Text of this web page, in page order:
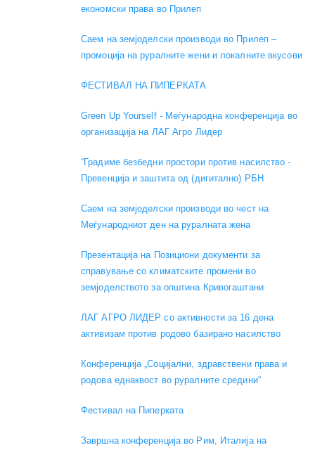
економски права во Прилеп
Саем на земјоделски производи во Прилеп –
промоција на руралните жени и локалните вкусови
ФЕСТИВАЛ НА ПИПЕРКАТА
Green Up Yourself - Меѓународна конференција во
организација на ЛАГ Агро Лидер
“Градиме безбедни простори против насилство -
Превенција и заштита од (дигитално) РБН
Саем на земјоделски производи во чест на
Меѓународниот ден на руралната жена
Презентација на Позициони документи за
справување со климатските промени во
земјоделството за општина Кривогаштани
ЛАГ АГРО ЛИДЕР со активности за 16 дена
активизам против родово базирано насилство
Конференција „Социјални, здравствени права и
родова еднаквост во руралните средини“
Фестивал на Пиперката
Завршна конференција во Рим, Италија на